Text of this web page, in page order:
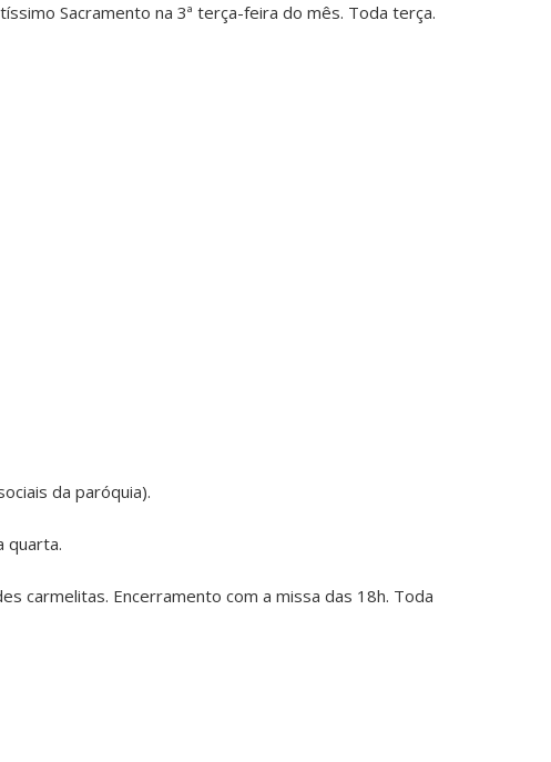
Sacramento na 3ª terça-feira do mês. Toda terça.
da paróquia).
quarta.
carmelitas. Encerramento com a missa das 18h. Toda